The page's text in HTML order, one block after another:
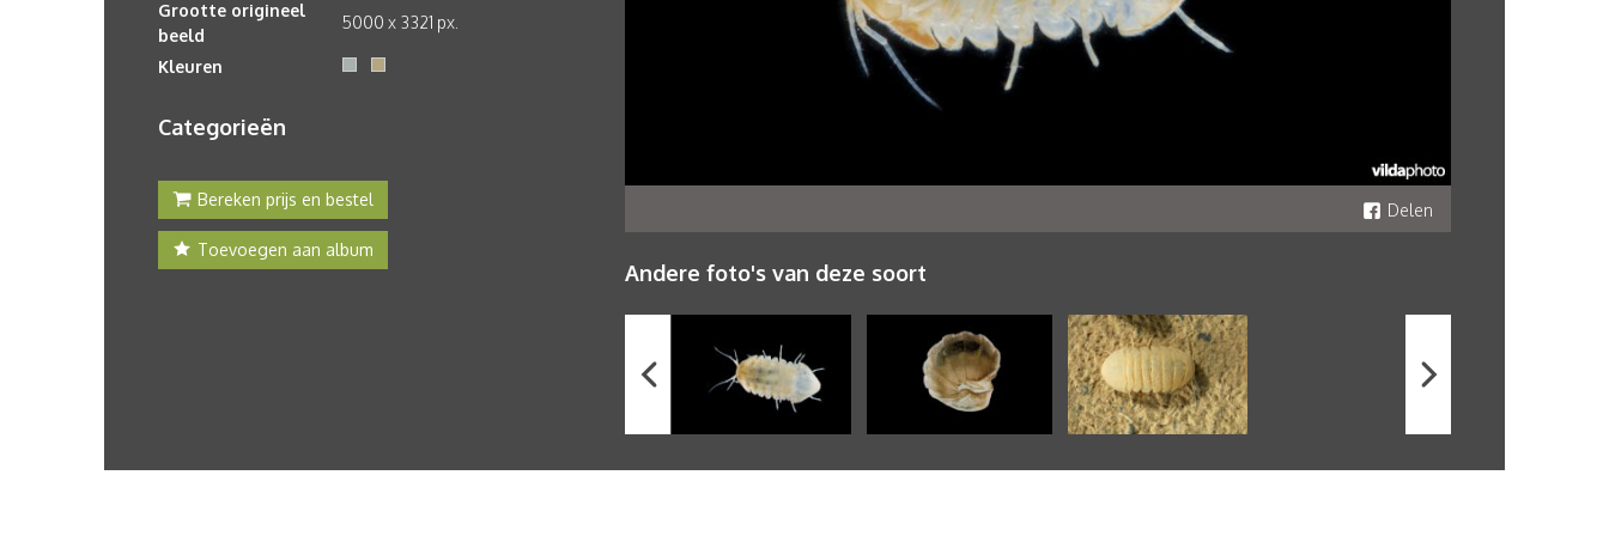
Grootte origineel
beeld
5000 x 3321 px.
Kleuren
Categorieën
Bereken prijs en bestel
Toevoegen aan album
Delen
Andere foto's van deze soort